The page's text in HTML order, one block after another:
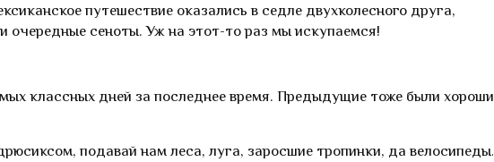
путешествие оказались в седле двухколесного друга,
очередные сеноты. Уж на этот-то раз мы искупаемся!
классных дней за последнее время. Предыдущие тоже были хороши,
подавай нам леса, луга, заросшие тропинки, да велосипеды.